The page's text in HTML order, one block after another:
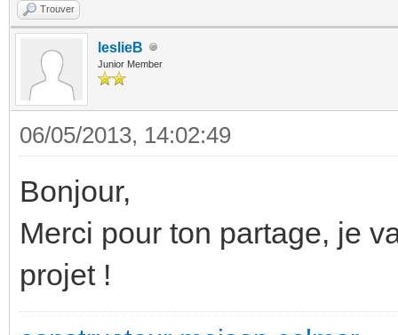
Trouver
leslieB
Junior Member
06/05/2013, 14:02:49
Bonjour,
Merci pour ton partage, je
projet !